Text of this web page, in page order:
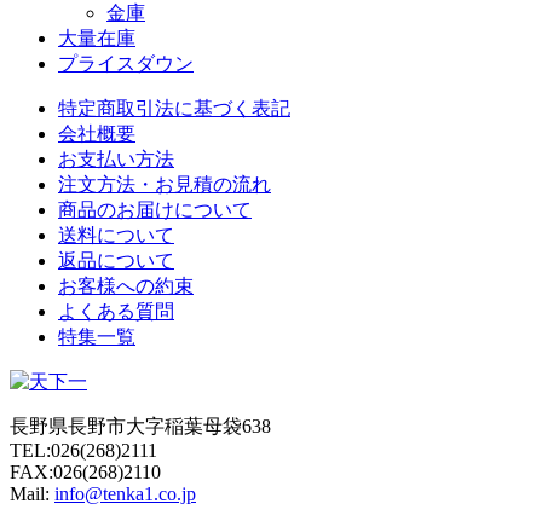
金庫
大量在庫
プライスダウン
特定商取引法に基づく表記
会社概要
お支払い方法
注文方法・お見積の流れ
商品のお届けについて
送料について
返品について
お客様への約束
よくある質問
特集一覧
長野県長野市大字稲葉母袋638
TEL:026(268)2111
FAX:026(268)2110
Mail: info@tenka1.co.jp